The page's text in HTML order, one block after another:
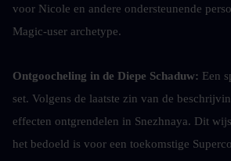
voor Nicole en andere ondersteunende
Magic-user archetype.
Ontgoocheling in de Diepe Schaduw: Een
set. Volgens de laatste zin van de
effecten ontgrendelen in Snezhnaya. Dit
het bedoeld is voor een toekomstige